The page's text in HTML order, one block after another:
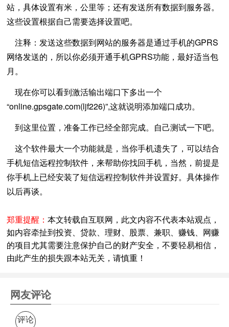
站，具体设置有米，公里等；还有发送所有数据到服务器。
这些设置根据自己需要选择设置吧。
注释：发送这些数据到网站的服务器是通过手机的GPRS
网络发送的，所以你必须开通手机GPRS功能，最好适当包
月。
现在你可以看到激活输出端口下多出一个
“online.gpsgate.com(ljf226)”,这就说明添加端口成功。
到这里位置，准备工作已经全部完成。自己测试一下吧。
这个软件最大一个功能就是，当你手机遗失了，可以结合
手机短信远程控制软件，来帮助你找回手机，当然，前提是
你手机上已经安装了短信远程控制软件并设置好。具体操作
以后再谈。
郑重提醒： 本文转载自互联网，此文内容不代表本站观点，
如内容牵扯到投资、贷款、理财、股票、兼职、赚钱、网赚
的项目尤其需要注意保护自己的财产安全，不要轻易相信，
由此产生的损失跟本站无关，请慎重！
网友评论
评论